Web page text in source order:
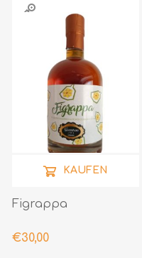
Figrappa
€30,00
KAUFEN